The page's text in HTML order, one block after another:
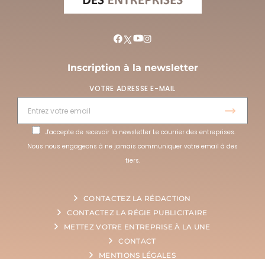
Inscription à la newsletter
VOTRE ADRESSE E-MAIL
J'accepte de recevoir la newsletter Le courrier des entreprises.
Nous nous engageons à ne jamais communiquer votre email à des
tiers.
CONTACTEZ LA RÉDACTION
CONTACTEZ LA RÉGIE PUBLICITAIRE
METTEZ VOTRE ENTREPRISE À LA UNE
CONTACT
MENTIONS LÉGALES